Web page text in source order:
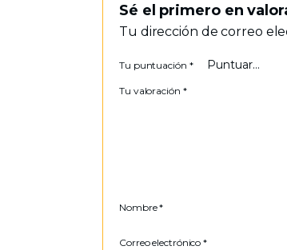
Sé el primero en
Tu dirección de correo
Tu puntuación *
Tu valoración *
Nombre*
Correo electrónico*